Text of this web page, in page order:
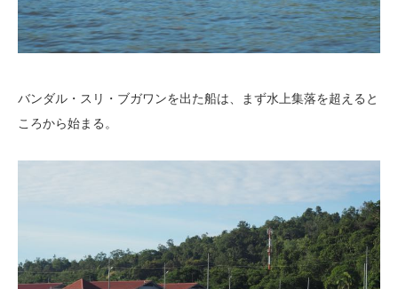
バンダル・スリ・ブガワンを出た船は、まず水上集落を超えると
ころから始まる。